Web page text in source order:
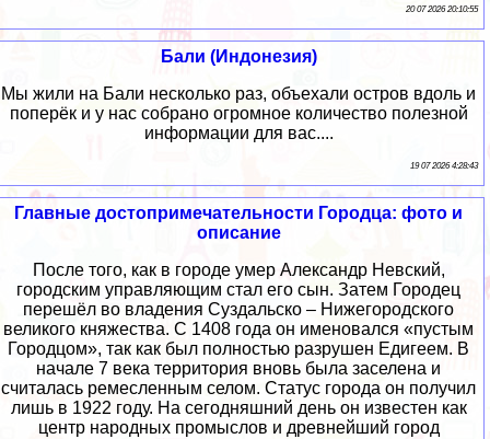
20 07 2026 20:10:55
Бали (Индонезия)
Мы жили на Бали несколько раз, объехали остров вдоль и
поперёк и у нас собрано огромное количество полезной
информации для вас....
19 07 2026 4:28:43
Главные достопримечательности Городца: фото и
описание
После того, как в городе умер Александр Невский,
городским управляющим стал его сын. Затем Городец
перешёл во владения Суздальско – Нижегородского
великого княжества. С 1408 года он именовался «пустым
Городцом», так как был полностью разрушен Едигеем. В
начале 7 века территория вновь была заселена и
считалась ремесленным селом. Статус города он получил
лишь в 1922 году. На сегодняшний день он известен как
центр народных промыслов и древнейший город